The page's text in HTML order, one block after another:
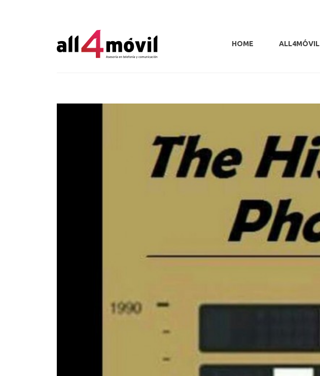
HOME ALL4MÓVIL